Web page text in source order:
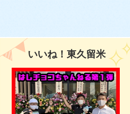
いいね！東久留米